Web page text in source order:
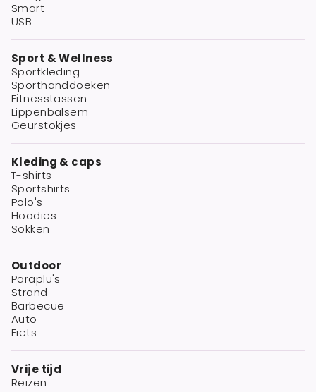
Smart
USB
Sport & Wellness
Sportkleding
Sporthanddoeken
Fitnesstassen
Lippenbalsem
Geurstokjes
Kleding & caps
T-shirts
Sportshirts
Polo's
Hoodies
Sokken
Outdoor
Paraplu's
Strand
Barbecue
Auto
Fiets
Vrije tijd
Reizen